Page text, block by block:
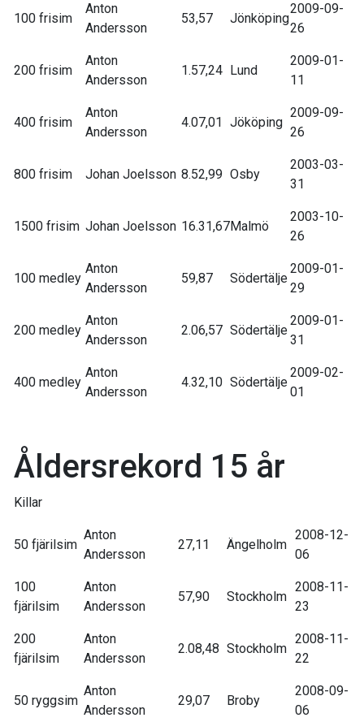
100 frisim
Anton
Andersson
53,57 Jönköping
2009-09-
26
200 frisim
Anton
Andersson
1.57,24 Lund
2009-01-
11
400 frisim
Anton
Andersson
4.07,01 Jököping
2009-09-
26
800 frisim Johan Joelsson 8.52,99 Osby
2003-03-
31
1500 frisim Johan Joelsson 16.31,67Malmö
2003-10-
26
100 medley
Anton
Andersson
59,87 Södertälje
2009-01-
29
200 medley
Anton
Andersson
2.06,57 Södertälje
2009-01-
31
400 medley
Anton
Andersson
4.32,10 Södertälje
2009-02-
01
Åldersrekord 15 år
Killar
50 fjärilsim
Anton
Andersson
27,11 Ängelholm
2008-12-
06
100
fjärilsim
Anton
Andersson
57,90 Stockholm
2008-11-
23
200
fjärilsim
Anton
Andersson
2.08,48 Stockholm
2008-11-
22
50 ryggsim
Anton
Andersson
29,07 Broby
2008-09-
06